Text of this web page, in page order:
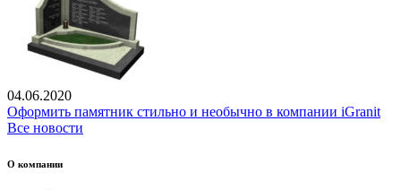
04.06.2020
Оформить памятник стильно и необычно в компании iGranit
Все новости
О компании